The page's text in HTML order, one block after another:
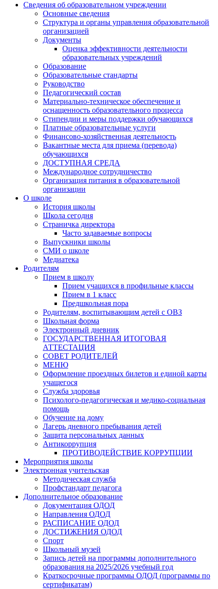
Сведения об образовательном учреждении
Основные сведения
Структура и органы управления образовательной
организацией
Документы
Оценка эффективности деятельности
образовательных учреждений
Образование
Образовательные стандарты
Руководство
Педагогический состав
Материально-техническое обеспечение и
оснащенность образовательного процесса
Стипендии и меры поддержки обучающихся
Платные образовательные услуги
Финансово-хозяйственная деятельность
Вакантные места для приема (перевода)
обучающихся
ДОСТУПНАЯ СРЕДА
Международное сотрудничество
Организация питания в образовательной
организации
О школе
История школы
Школа сегодня
Страничка директора
Часто задаваемые вопросы
Выпускники школы
СМИ о школе
Медиатека
Родителям
Прием в школу
Прием учащихся в профильные классы
Прием в 1 класс
Предшкольная пора
Родителям, воспитывающим детей с ОВЗ
Школьная форма
Электронный дневник
ГОСУДАРСТВЕННАЯ ИТОГОВАЯ
АТТЕСТАЦИЯ
СОВЕТ РОДИТЕЛЕЙ
МЕНЮ
Оформление проездных билетов и единой карты
учащегося
Служба здоровья
Психолого-педагогическая и медико-социальная
помощь
Обучение на дому
Лагерь дневного пребывания детей
Защита персональных данных
Антикоррупция
ПРОТИВОДЕЙСТВИЕ КОРРУПЦИИ
Мероприятия школы
Электронная учительская
Методическая служба
Профстандарт педагога
Дополнительное образование
Документация ОДОД
Направления ОДОД
РАСПИСАНИЕ ОДОД
ДОСТИЖЕНИЯ ОДОД
Спорт
Школьный музей
Запись детей на программы дополнительного
образования на 2025/2026 учебный год
Краткосрочные программы ОДОД (программы по
сертификатам)